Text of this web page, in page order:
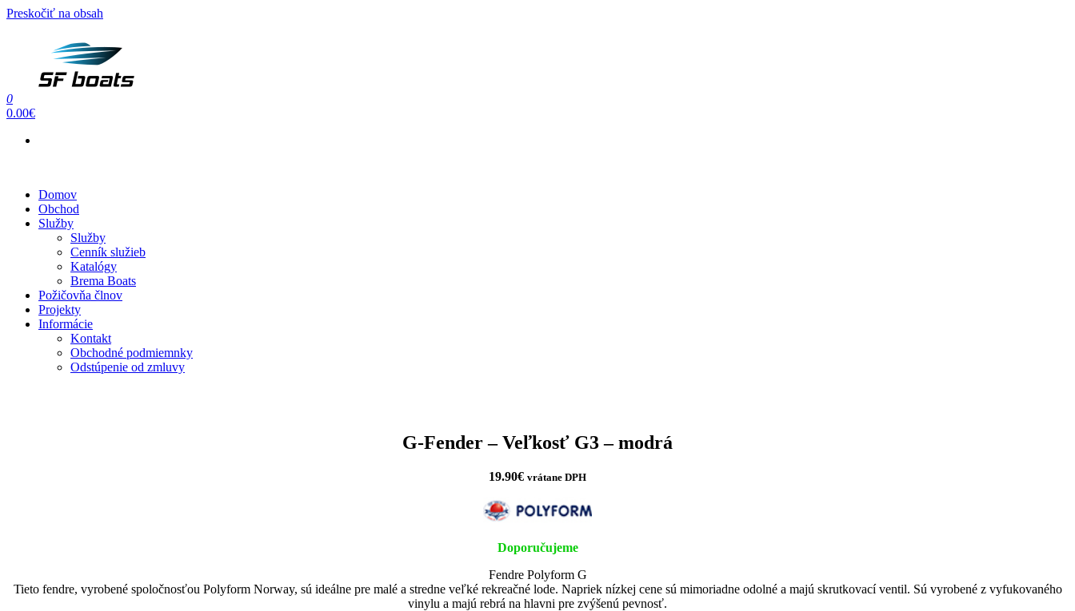
Preskočiť na obsah
SF BOATS
Predaj, oprava, servis člnov a lodí
0
0.00€
Domov
Obchod
Služby
Služby
Cenník služieb
Katalógy
Brema Boats
Požičovňa člnov
Projekty
Informácie
Kontakt
Obchodné podmiemnky
Odstúpenie od zmluvy
G-Fender – Veľkosť G3 – modrá
19.90€ vrátane DPH
Doporučujeme
Fendre Polyform G
Tieto fendre, vyrobené spoločnosťou Polyform Norway, sú ideálne pre malé a stredne veľké rekreačné lode. Napriek nízkej cene sú mimoriadne odolné a majú skrutkovací ventil. Sú vyrobené z vyfukovaného
vinylu a majú rebrá na hlavni pre zvýšenú pevnosť.